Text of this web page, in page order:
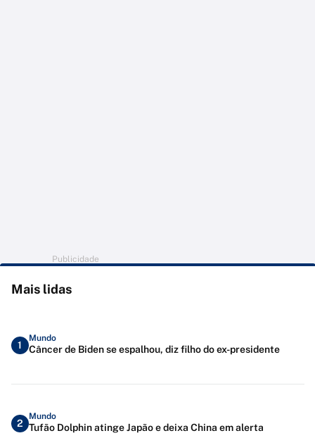
Publicidade
Mais lidas
1
Mundo
Câncer de Biden se espalhou, diz filho do ex-presidente
2
Mundo
Tufão Dolphin atinge Japão e deixa China em alerta